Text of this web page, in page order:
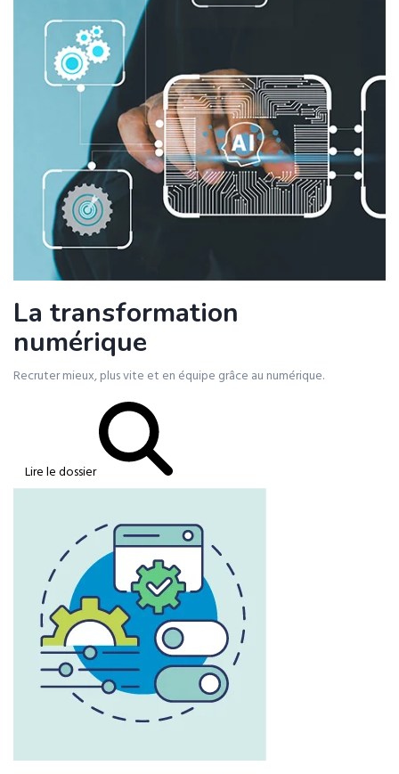
La transformation
numérique
Recruter mieux, plus vite et en équipe grâce au numérique.
Lire le dossier